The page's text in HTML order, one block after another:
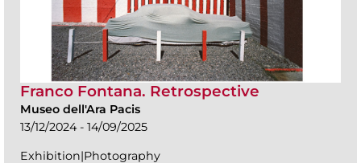
Franco Fontana. Retrospective
Museo dell'Ara Pacis
13/12/2024 - 14/09/2025
Exhibition|Photography